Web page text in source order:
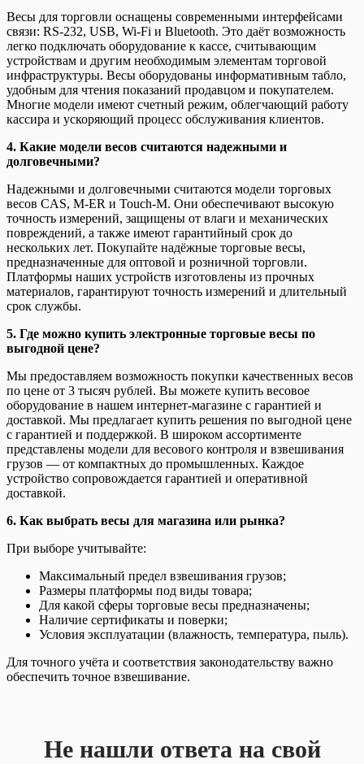
Весы для торговли оснащены современными интерфейсами
связи: RS-232, USB, Wi-Fi и Bluetooth. Это даёт возможность
легко подключать оборудование к кассе, считывающим
устройствам и другим необходимым элементам торговой
инфраструктуры. Весы оборудованы информативным табло,
удобным для чтения показаний продавцом и покупателем.
Многие модели имеют счетный режим, облегчающий работу
кассира и ускоряющий процесс обслуживания клиентов.
4. Какие модели весов считаются надежными и
долговечными?
Надежными и долговечными считаются модели торговых
весов CAS, M-ER и Touch-M. Они обеспечивают высокую
точность измерений, защищены от влаги и механических
повреждений, а также имеют гарантийный срок до
нескольких лет. Покупайте надёжные торговые весы,
предназначенные для оптовой и розничной торговли.
Платформы наших устройств изготовлены из прочных
материалов, гарантируют точность измерений и длительный
срок службы.
5. Где можно купить электронные торговые весы по
выгодной цене?
Мы предоставляем возможность покупки качественных весов
по цене от 3 тысяч рублей. Вы можете купить весовое
оборудование в нашем интернет-магазине с гарантией и
доставкой. Мы предлагает купить решения по выгодной цене
с гарантией и поддержкой. В широком ассортименте
представлены модели для весового контроля и взвешивания
грузов — от компактных до промышленных. Каждое
устройство сопровождается гарантией и оперативной
доставкой.
6. Как выбрать весы для магазина или рынка?
При выборе учитывайте:
Максимальный предел взвешивания грузов;
Размеры платформы под виды товара;
Для какой сферы торговые весы предназначены;
Наличие сертификаты и поверки;
Условия эксплуатации (влажность, температура, пыль).
Для точного учёта и соответствия законодательству важно
обеспечить точное взвешивание.
Не нашли ответа на свой